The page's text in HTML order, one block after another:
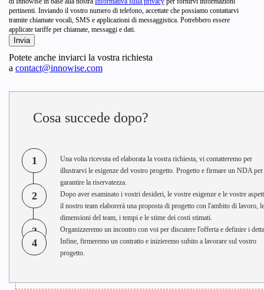
pertinenti. Inviando il vostro numero di telefono, accettate che possiamo contattarvi
tramite chiamate vocali, SMS e applicazioni di messaggistica. Potrebbero essere
applicate tariffe per chiamate, messaggi e dati.
Potete anche inviarci la vostra richiesta
a contact@innowise.com
Cosa succede dopo?
1
Una volta ricevuta ed elaborata la vostra richiesta, vi contatteremo per
illustrarvi le esigenze del vostro progetto. Progetto e firmare un NDA per
garantire la riservatezza.
2
Dopo aver esaminato i vostri desideri, le vostre esigenze e le vostre
il nostro team elaborerà una proposta di progetto con l'ambito di lavoro, le
dimensioni del team, i tempi e le stime dei costi stimati.
3 Organizzeremo un incontro con voi per discutere l'offerta e definire i
4
Infine, firmeremo un contratto e inizieremo subito a lavorare sul vostro
progetto.